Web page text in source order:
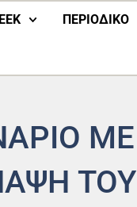
ΠΕΡΙΟΔΙΚΟ
ΜΕ
ΤΟΥ